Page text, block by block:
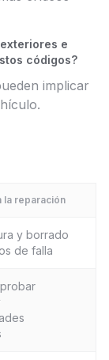
e
códigos?
implicar
la reparación
y borrado
de falla